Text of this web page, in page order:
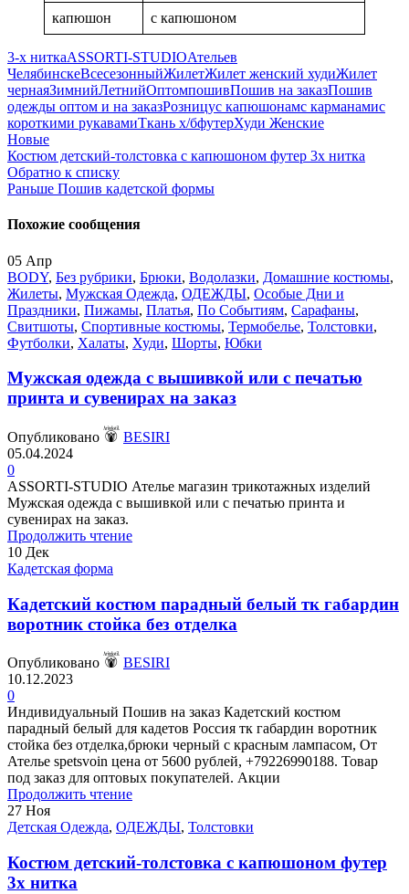
капюшон с капюшоном
3-х ниткаASSORTI-STUDIOАтельев
ЧелябинскеВсесезонныйЖилетЖилет женский худиЖилет
чернаяЗимнийЛетнийОптомпошивПошив на заказПошив
одежды оптом и на заказРозницус капюшонамс карманамис
короткими рукавамиТкань х/бфутерХуди Женские
Новые
Костюм детский-толстовка с капюшоном футер 3х нитка
Обратно к списку
Раньше Пошив кадетской формы
Похожие сообщения
05 Апр
BODY, Без рубрики, Брюки, Водолазки, Домашние костюмы,
Жилеты, Мужская Одежда, ОДЕЖДЫ, Особые Дни и
Праздники, Пижамы, Платья, По Событиям, Сарафаны,
Свитшоты, Спортивные костюмы, Термобелье, Толстовки,
Футболки, Халаты, Худи, Шорты, Юбки
Мужская одежда с вышивкой или с печатью
принта и сувенирах на заказ
Опубликовано
BESIRI
05.04.2024
0
ASSORTI-STUDIO Ателье магазин трикотажных изделий
Мужская одежда с вышивкой или с печатью принта и
сувенирах на заказ.
Продолжить чтение
10 Дек
Кадетская форма
Кадетский костюм парадный белый тк габардин
воротник стойка без отделка
Опубликовано
BESIRI
10.12.2023
0
Индивидуальный Пошив на заказ Кадетский костюм
парадный белый для кадетов Россия тк габардин воротник
стойка без отделка,брюки черный с красным лампасом, От
Ателье spetsvoin цена от 5600 рублей, +79226990188. Товар
под заказ для оптовых покупателей. Акции
Продолжить чтение
27 Ноя
Детская Одежда, ОДЕЖДЫ, Толстовки
Костюм детский-толстовка с капюшоном футер
3х нитка